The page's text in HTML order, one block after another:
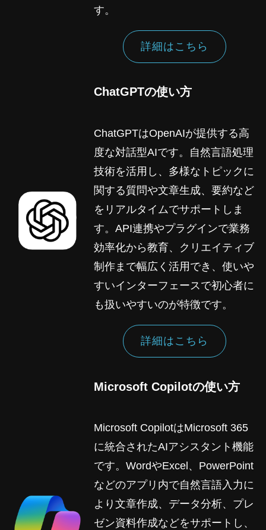
す。
詳細はこちら
ChatGPTの使い方
ChatGPTはOpenAIが提供する高
度な対話型AIです。自然言語処理
技術を活用し、多様なトピックに
関する質問や文章生成、要約など
をリアルタイムでサポートしま
す。API連携やプラグインで業務
効率化から教育、クリエイティブ
制作まで幅広く活用でき、使いや
すいインターフェースで初心者に
も扱いやすいのが特徴です。
詳細はこちら
Microsoft Copilotの使い方
Microsoft CopilotはMicrosoft 365
に統合されたAIアシスタント機能
です。WordやExcel、PowerPoint
などのアプリ内で自然言語入力に
より文章作成、データ分析、プレ
ゼン資料作成などをサポートし、